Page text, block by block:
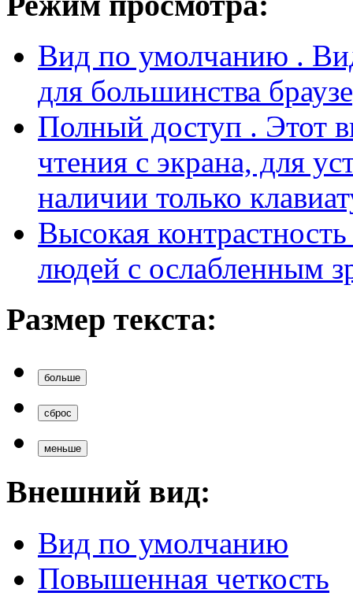
Полный доступ. Этот
чтения с экрана, для
наличии только
Высокая
людей с ослабленным
Размер текста:
меньше
Внешний вид:
Вид по умолчанию
Повышенная четкость
Ширина просмотра:
Плавающая